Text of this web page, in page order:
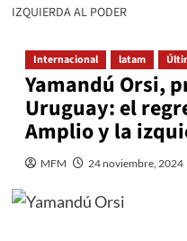
IZQUIERDA AL PODER
Internacional latam
Yamandú Orsi,
Uruguay: el
Amplio y la
MFM 24 noviembre, 2024